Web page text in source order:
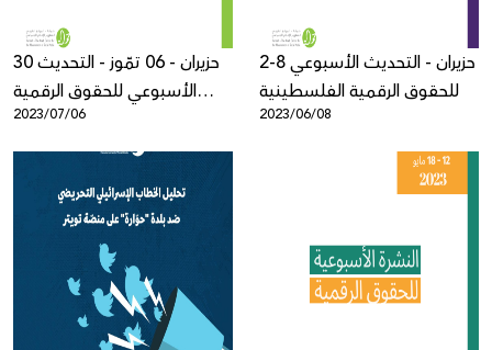
30 حزيران - 06 تمّوز - التحديث
الأسبوعي للحقوق الرقمية
الفلسطينية
2023/07/06
2-8 حزيران - التحديث الأسبوعي
للحقوق الرقمية الفلسطينية
2023/06/08